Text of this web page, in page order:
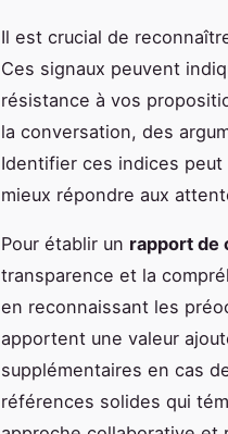
Il est crucial de
Ces signaux peuvent
résistance à vos
la conversation, des
Identifier ces indices
mieux répondre aux
Pour établir un rapport de
transparence et la
en reconnaissant les
apportent une valeur
supplémentaires en cas
références solides qui